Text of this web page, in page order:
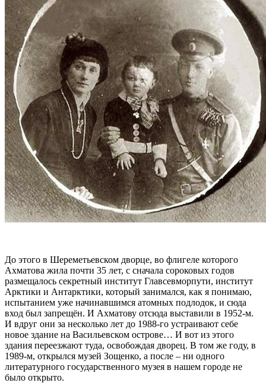
До этого в Шереметьевском дворце, во флигеле которого
Ахматова жила почти 35 лет, с сначала сороковых годов
размещалось секретный институт Главсевморпути, институт
Арктики и Антарктики, который занимался, как я понимаю,
испытанием уже начинавшимся атомных подлодок, и сюда
вход был запрещён. И Ахматову отсюда выставили в 1952-м.
И вдруг они за несколько лет до 1988-го устраивают себе
новое здание на Васильевском острове… И вот из этого
здания переезжают туда, освобождая дворец. В том же году, в
1989-м, открылся музей Зощенко, а после – ни одного
литературного государственного музея в нашем городе не
было открыто.